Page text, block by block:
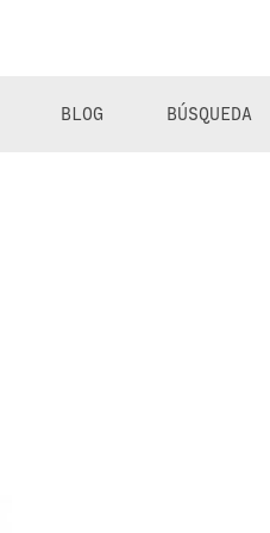
BLOG BÚSQUEDA